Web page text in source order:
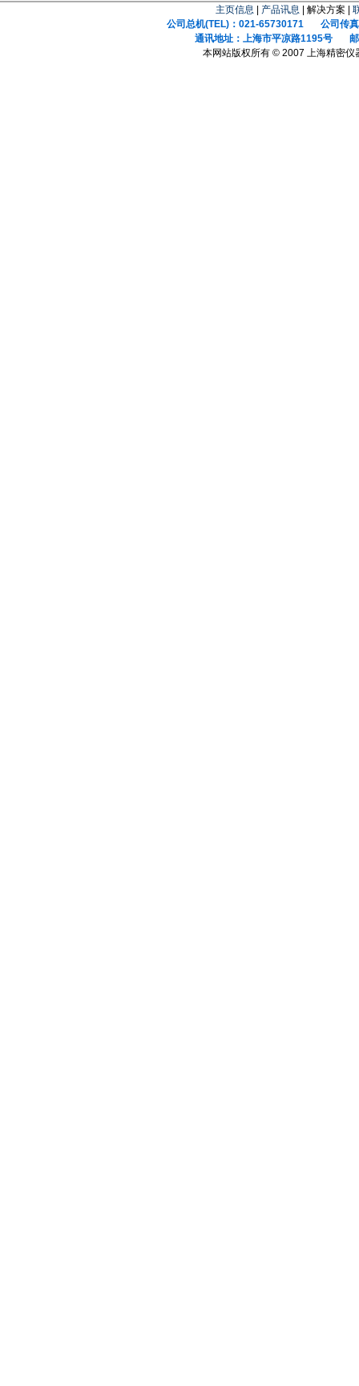
主页信息 产品讯息 | 解决方案 |
公司总机(TEL)：021-65730171 公司传真
通讯地址：上海市平凉路1195号 邮
本网站版权所有 © 2007 上海精密仪